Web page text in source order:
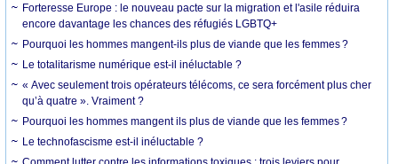
Forteresse Europe : le nouveau pacte sur la migration et l'asile réduira
encore davantage les chances des réfugiés LGBTQ+
Pourquoi les hommes mangent-ils plus de viande que les femmes ?
Le totalitarisme numérique est-il inéluctable ?
« Avec seulement trois opérateurs télécoms, ce sera forcément plus cher
qu’à quatre ». Vraiment ?
Pourquoi les hommes mangent ils plus de viande que les femmes ?
Le technofascisme est-il inéluctable ?